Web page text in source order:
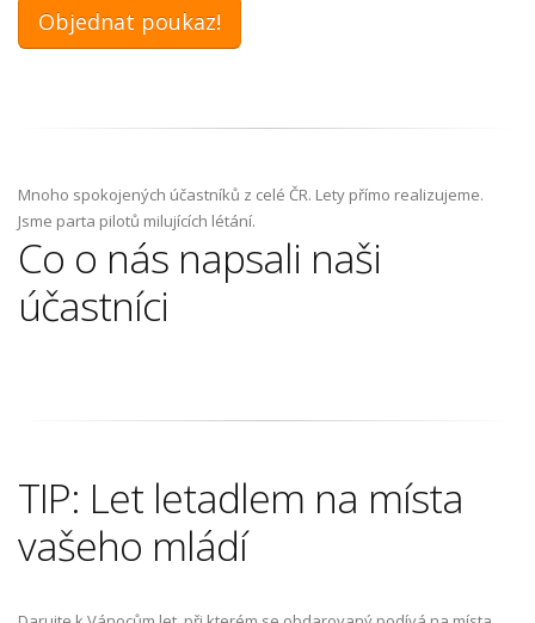
Objednat poukaz!
Mnoho spokojených účastníků z celé ČR. Lety přímo realizujeme.
Jsme parta pilotů milujících létání.
Co o nás napsali naši
účastníci
TIP: Let letadlem na místa
vašeho mládí